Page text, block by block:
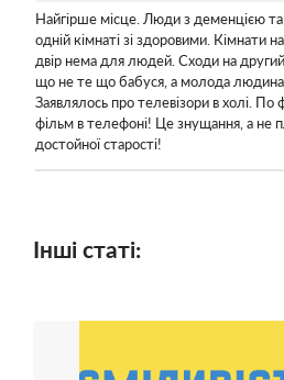
Найгірше місце. Люди з деменцією
одній кімнаті зі здоровими. Кімнати
двір нема для людей. Сходи на
що не те що бабуся, а молода людина
Заявлялось про телевізори в холі.
фільм в телефоні! Це знущання, а не
достойної старості!
Інші статі: